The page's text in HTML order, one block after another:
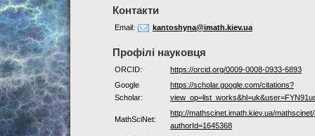
Контакти
Email: kantoshyna@imath.kiev.ua
Профілі науковця
ORCID:
https://orcid.org/0009-0008-0933-6893
Google
Scholar:
https://scholar.google.com/citations?
MathSciNet:
http://mathscinet.imath.kiev.ua/
authorId=1645368